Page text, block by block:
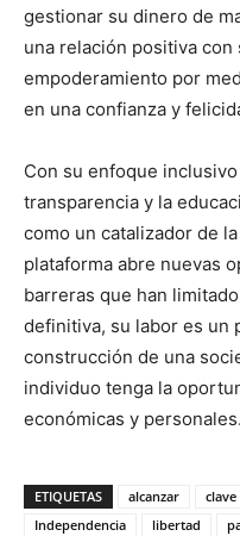
gestionar su dinero de
una relación positiva con
empoderamiento por
en una confianza y
Con su enfoque
transparencia y la
como un catalizador de
plataforma abre nuevas
barreras que han
definitiva, su labor es un
construcción de una
individuo tenga la
económicas y personales.
ETIQUETAS alcanzar clave
Independencia
libertad